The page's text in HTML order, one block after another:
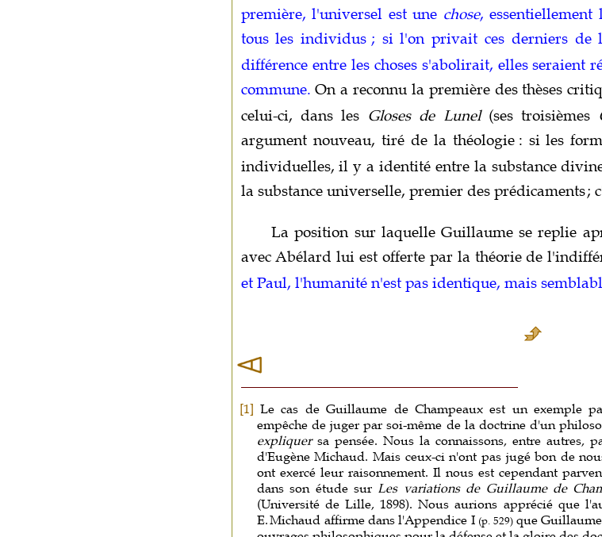
première, l'universel est une chose, essentiellement
tous les individus ; si l'on privait ces derniers de
différence entre les choses s'abolirait, elles seraient
commune. On a reconnu la première des thèses
celui-ci, dans les Gloses de Lunel(ses troisièmes
argument nouveau, tiré de la théologie : si les
individuelles, il y a identité entre la substance
la substance universelle, premier des prédicaments;
La position sur laquelle Guillaume se replie
avec Abélard lui est offerte par la théorie de
et Paul, l'humanité n'est pas identique, mais
[1] Le cas de Guillaume de Champeaux est un exemple
empêche de juger par soi-même de la doctrine d'un
expliquersa pensée. Nous la connaissons, entre autres,
d'Eugène Michaud. Mais ceux-ci n'ont pas jugé bon de
ont exercé leur raisonnement. Il nous est cependant
dans son étude sur Les variations de Guillaume de
(Université de Lille, 1898). Nous aurions apprécié que
E.Michaud affirme dans l'Appendice I (p. 529)que Guillaume